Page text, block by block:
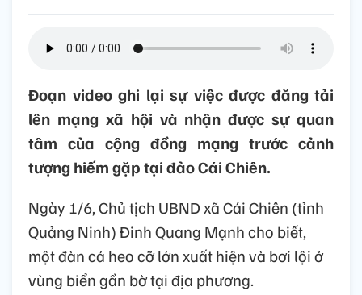
Đoạn video ghi lại sự việc được đăng tải
lên mạng xã hội và nhận được sự quan
tâm của cộng đồng mạng trước cảnh
tượng hiếm gặp tại đảo Cái Chiên.
Ngày 1/6, Chủ tịch UBND xã Cái Chiên (tỉnh
Quảng Ninh) Đinh Quang Mạnh cho biết,
một đàn cá heo cỡ lớn xuất hiện và bơi lội ở
vùng biển gần bờ tại địa phương.